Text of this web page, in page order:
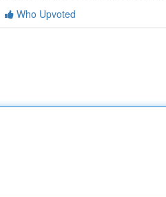
Who Upvoted